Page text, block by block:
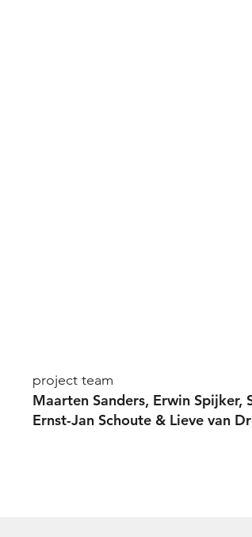
project team
Maarten Sanders, Erwin Spijker,
Ernst-Jan Schoute & Lieve van